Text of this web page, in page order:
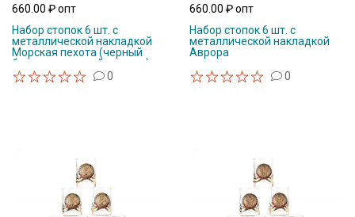
660.00 ₽ опт
Набор стопок 6 шт. с
металлической накладкой
Морская пехота (черный
берет с лавровой ветвью)
0
660.00 ₽ опт
Набор стопок 6 шт. с
металлической накладкой
Аврора
0